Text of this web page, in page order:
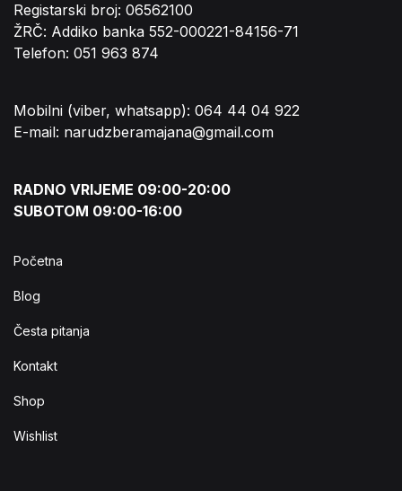
Registarski broj: 06562100
ŽRČ: Addiko banka 552-000221-84156-71
Telefon: 051 963 874
Mobilni (viber, whatsapp): 064 44 04 922
E-mail: narudzberamajana@gmail.com
RADNO VRIJEME 09:00-20:00
SUBOTOM 09:00-16:00
Početna
Blog
Česta pitanja
Kontakt
Shop
Wishlist